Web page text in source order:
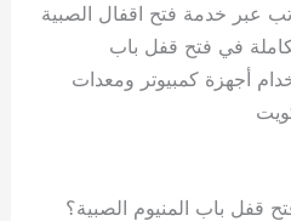
عبر خدمة فتح اقفال الصبية
في فتح قفل باب
أجهزة كمبيوتر ومعدات
باب المنيوم الصبية؟